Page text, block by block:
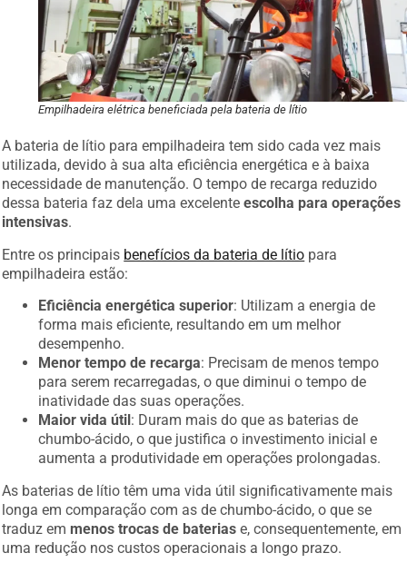
Empilhadeira elétrica beneficiada pela bateria de lítio
A bateria de lítio para empilhadeira tem sido cada vez mais
utilizada, devido à sua alta eficiência energética e à baixa
necessidade de manutenção. O tempo de recarga reduzido
dessa bateria faz dela uma excelente escolha para operações
intensivas
Entre os principais benefícios da bateria de lítio
empilhadeira estão:
Eficiência energética superior: Utilizam a energia de
forma mais eficiente, resultando em um melhor
desempenho.
Menor tempo de recarga: Precisam de menos tempo
para serem recarregadas, o que diminui o tempo de
inatividade das suas operações.
Maior vida útil: Duram mais do que as baterias de
chumbo-ácido, o que justifica o investimento inicial e
aumenta a produtividade em operações prolongadas.
As baterias de lítio têm uma vida útil significativamente mais
longa em comparação com as de chumbo-ácido, o que se
traduz em menos trocas de baterias e, consequentemente, em
uma redução nos custos operacionais a longo prazo.